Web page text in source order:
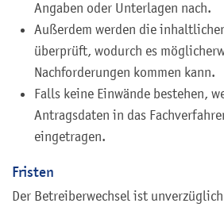
Angaben oder Unterlagen nach.
Außerdem werden die
überprüft, wodurch es
Nachforderungen kommen kann.
Falls keine Einwände bestehen,
Antragsdaten in das
eingetragen.
Fristen
Der Betreiberwechsel ist